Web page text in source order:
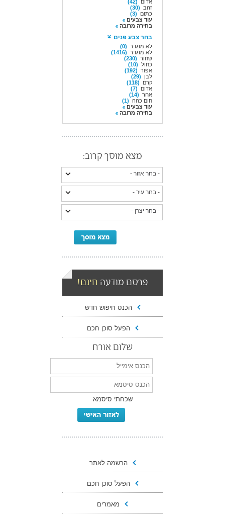
אדום (42)
זהב (30)
כתום (3)
עוד צבעים
בחירה מרובה
בחר צבע פנים
לא מוגדר (0)
לא מוגדר (1416)
שחור (230)
כחול (10)
אפור (192)
לבן (29)
קרם (118)
אדום (7)
אחר (14)
חום כהה (1)
עוד צבעים
בחירה מרובה
מצא מוסך קרוב:
פרסם מודעה חינם!
הכנס חיפוש חדש
הפעל סוכן חכם
שלום אורח
שכחתי סיסמא
הרשמה לאתר
הפעל סוכן חכם
מאמרים